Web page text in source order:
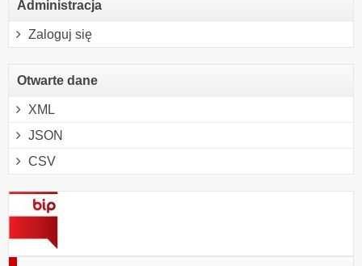
Administracja
Zaloguj się
Otwarte dane
XML
JSON
CSV